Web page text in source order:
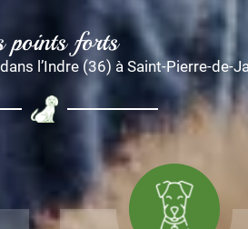
points forts
l’Indre (36) à Saint-Pierre-de-